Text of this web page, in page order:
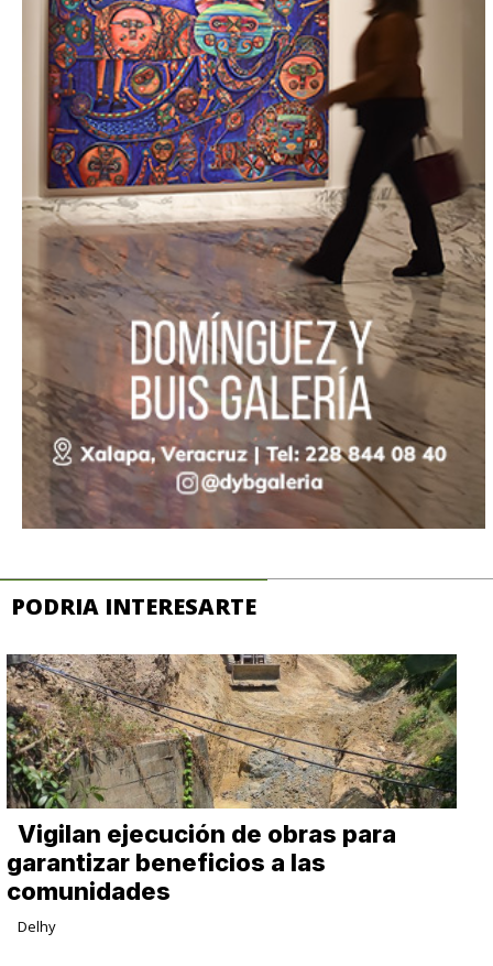
PODRIA INTERESARTE
Vigilan ejecución de obras para
garantizar beneficios a las
comunidades
Delhy